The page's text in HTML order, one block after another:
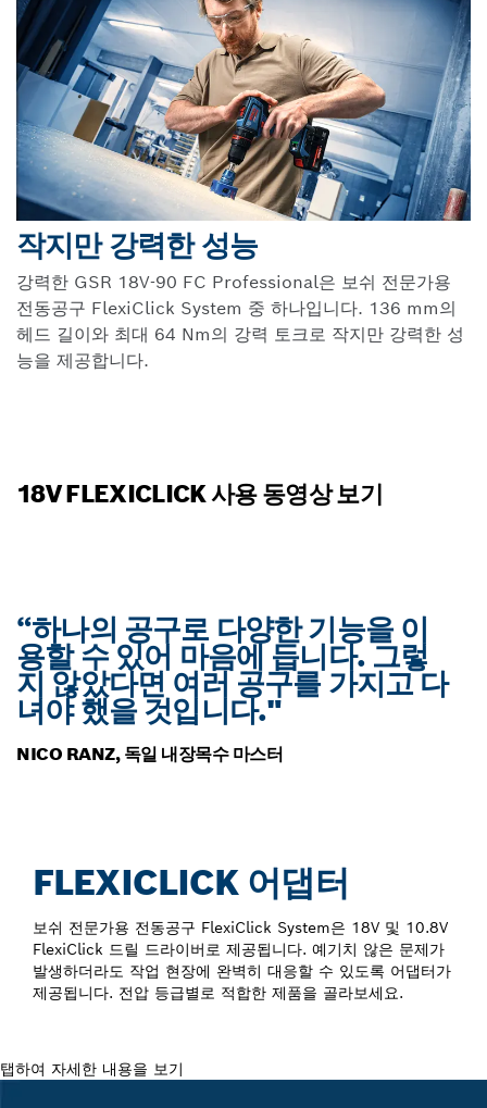
작지만 강력한 성능
강력한 GSR 18V-90 FC Professional은 보쉬 전문가용
전동공구 FlexiClick System 중 하나입니다. 136 mm의
헤드 길이와 최대 64 Nm의 강력 토크로 작지만 강력한 성
능을 제공합니다.
18V FLEXICLICK 사용 동영상 보기
“하나의 공구로 다양한 기능을 이
용할 수 있어 마음에 듭니다. 그렇
지 않았다면 여러 공구를 가지고 다
녀야 했을 것입니다."
NICO RANZ, 독일 내장목수 마스터
FLEXICLICK 어댑터
보쉬 전문가용 전동공구 FlexiClick System은 18V 및 10.8V
FlexiClick 드릴 드라이버로 제공됩니다. 예기치 않은 문제가
발생하더라도 작업 현장에 완벽히 대응할 수 있도록 어댑터가
제공됩니다. 전압 등급별로 적합한 제품을 골라보세요.
탭하여 자세한 내용을 보기